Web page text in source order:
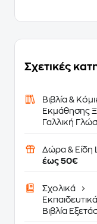
Σχετικές
Βιβλία &
Εκμάθησης
Γαλλική
Δώρα & Είδη
έως 50€
Σχολικά
Βιβλία